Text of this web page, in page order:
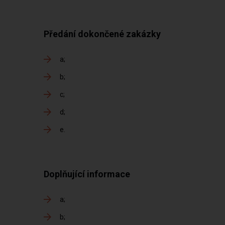
Předání dokončené zakázky
a
b
c
d
e
Doplňující informace
a
b